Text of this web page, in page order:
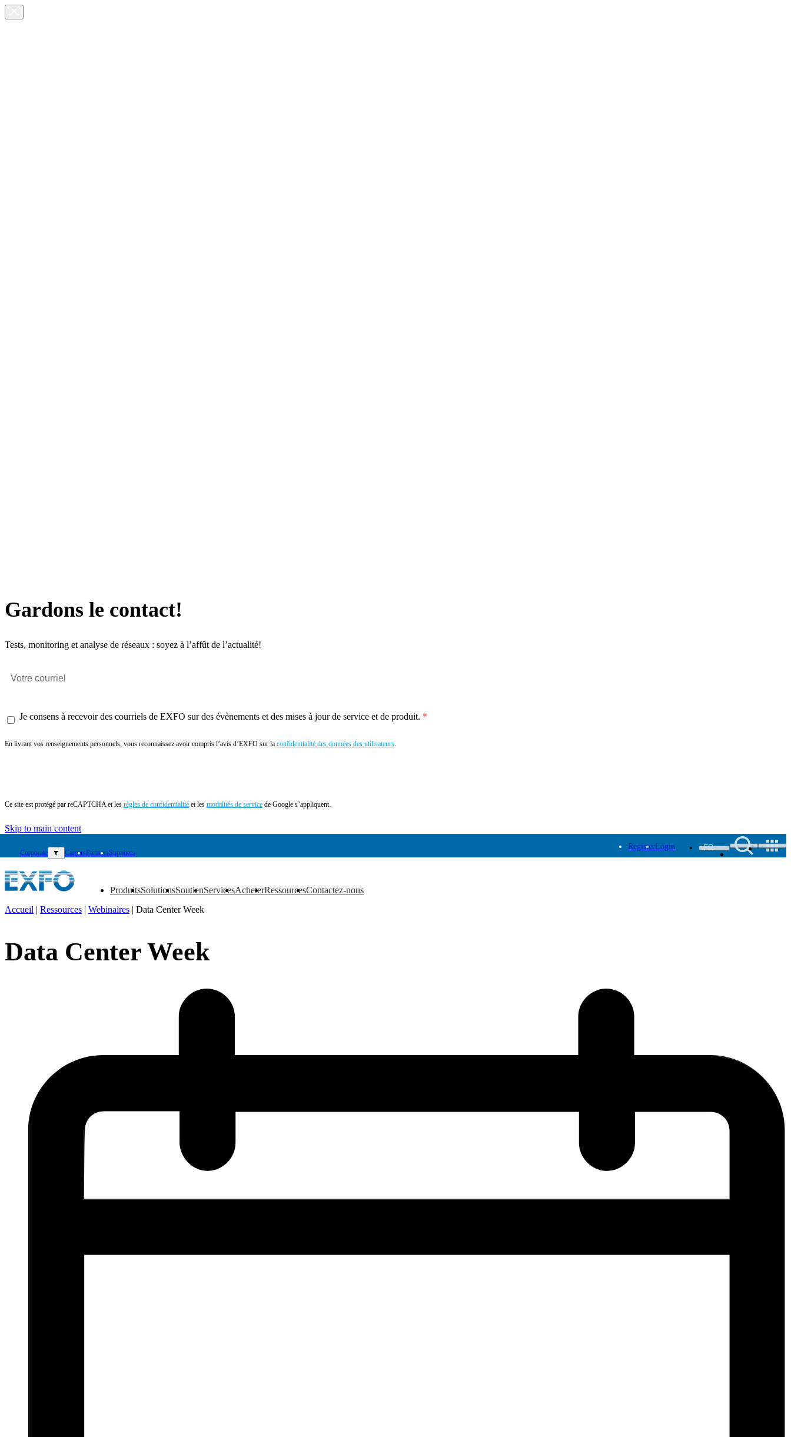
Gardons le contact!
Tests, monitoring et analyse de réseaux : soyez à l’affût de l’actualité!
Je consens à recevoir des courriels de EXFO sur des évènements et des mises à jour de service et de produit.
En livrant vos renseignements personnels, vous reconnaissez avoir compris l’avis d’EXFO sur la confidentialité des données des utilisateurs.
Ce site est protégé par reCAPTCHA et les règles de confidentialité et les modalités de service de Google s’appliquent.
Skip to main content
Corporate ▼ CareersPartnersSuppliers
RegisterLogin FR
Produits
▼ Solutions
▼ Soutien
▼ Services
▼ Acheter
▼ Ressources
▼ Contactez-nous
▼
Produits
Solutions
Corporate
Careers
Partners
Accueil | Ressources | Webinaires | Data Center Week
Data Center Week